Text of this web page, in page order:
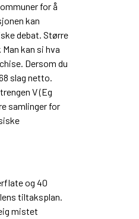
for å
kan
debat. Større
kan si hva
Dersom du
slag netto.
V (Eg
samlinger for
og 40
tiltaksplan.
mistet